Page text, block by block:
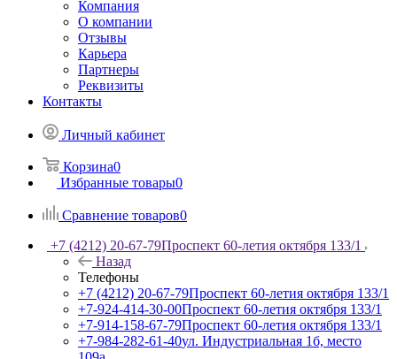
Компания
О компании
Отзывы
Карьера
Партнеры
Реквизиты
Контакты
Личный кабинет
Корзина0
Избранные товары0
Сравнение товаров0
+7 (4212) 20-67-79Проспект 60-летия октября 133/1
Назад
Телефоны
+7 (4212) 20-67-79Проспект 60-летия октября 133/1
+7-924-414-30-00Проспект 60-летия октября 133/1
+7-914-158-67-79Проспект 60-летия октября 133/1
+7-984-282-61-40ул. Индустриальная 1б, место